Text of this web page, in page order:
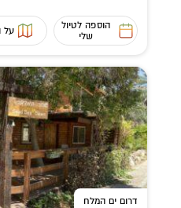
הוספה לטיול
שלי
על
דרום ים המלח